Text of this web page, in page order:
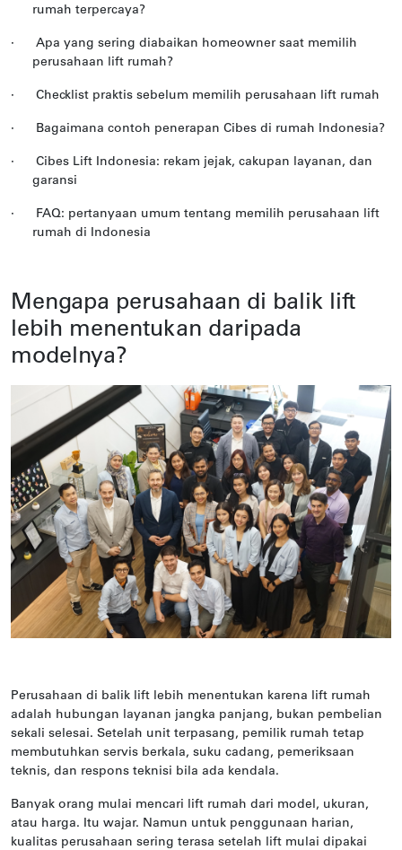
rumah terpercaya?
·
Apa yang sering diabaikan homeowner saat memilih
perusahaan lift rumah?
· Checklist praktis sebelum memilih perusahaan lift rumah
· Bagaimana contoh penerapan Cibes di rumah Indonesia?
·
Cibes Lift Indonesia: rekam jejak, cakupan layanan, dan
garansi
·
FAQ: pertanyaan umum tentang memilih perusahaan lift
rumah di Indonesia
Mengapa perusahaan di balik lift
lebih menentukan daripada
modelnya?
Perusahaan di balik lift lebih menentukan karena lift rumah
adalah hubungan layanan jangka panjang, bukan pembelian
sekali selesai. Setelah unit terpasang, pemilik rumah tetap
membutuhkan servis berkala, suku cadang, pemeriksaan
teknis, dan respons teknisi bila ada kendala.
Banyak orang mulai mencari lift rumah dari model, ukuran,
atau harga. Itu wajar. Namun untuk penggunaan harian,
kualitas perusahaan sering terasa setelah lift mulai dipakai